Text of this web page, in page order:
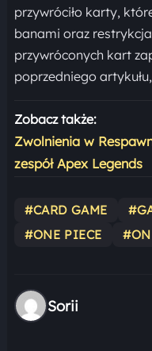
przywróciło karty,
banami oraz
przywróconych kart
poprzedniego
Zobacz także:
Zwolnienia w
zespół Apex Legends
#CARD GAME
#ONE PIECE
Sorii